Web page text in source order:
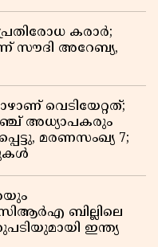
കരാർ;
സൗദി അറേബ്യ,
വെടിയേറ്റത്;
അധ്യാപകരും
മരണസംഖ്യ 7;
ബില്ലിലെ
ഇന്ത്യ